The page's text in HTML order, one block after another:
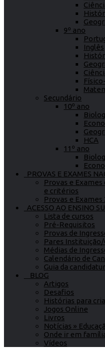
9º ano
Inglês
Secundário
10º ano
HCA
11º ano
PROVAS E EXAMES
Provas e
e critérios
Provas e
ACESSO AO ENSINO
Lista de cursos
Pré-Requisitos
Provas de
Pares Instituição/
Médias de
Calendário de
Guia da
BLOG
Artigos
Desafios
Histórias para
Jogos Online
Livros
Notícias »
Onde ir em
Vídeos